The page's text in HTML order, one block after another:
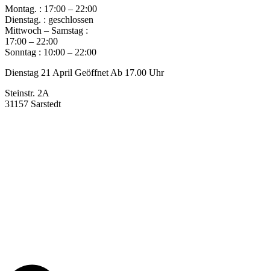
Montag. : 17:00 – 22:00
Dienstag. : geschlossen
Mittwoch – Samstag :
17:00 – 22:00
Sonntag : 10:00 – 22:00
Dienstag 21 April Geöffnet Ab 17.00 Uhr
Steinstr. 2A
31157 Sarstedt